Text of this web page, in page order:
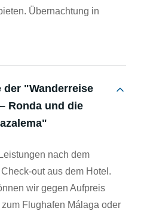
Übernachtung in
der "Wanderreise
Ronda und die
nach dem
out aus dem Hotel.
wir gegen Aufpreis
Flughafen Málaga oder